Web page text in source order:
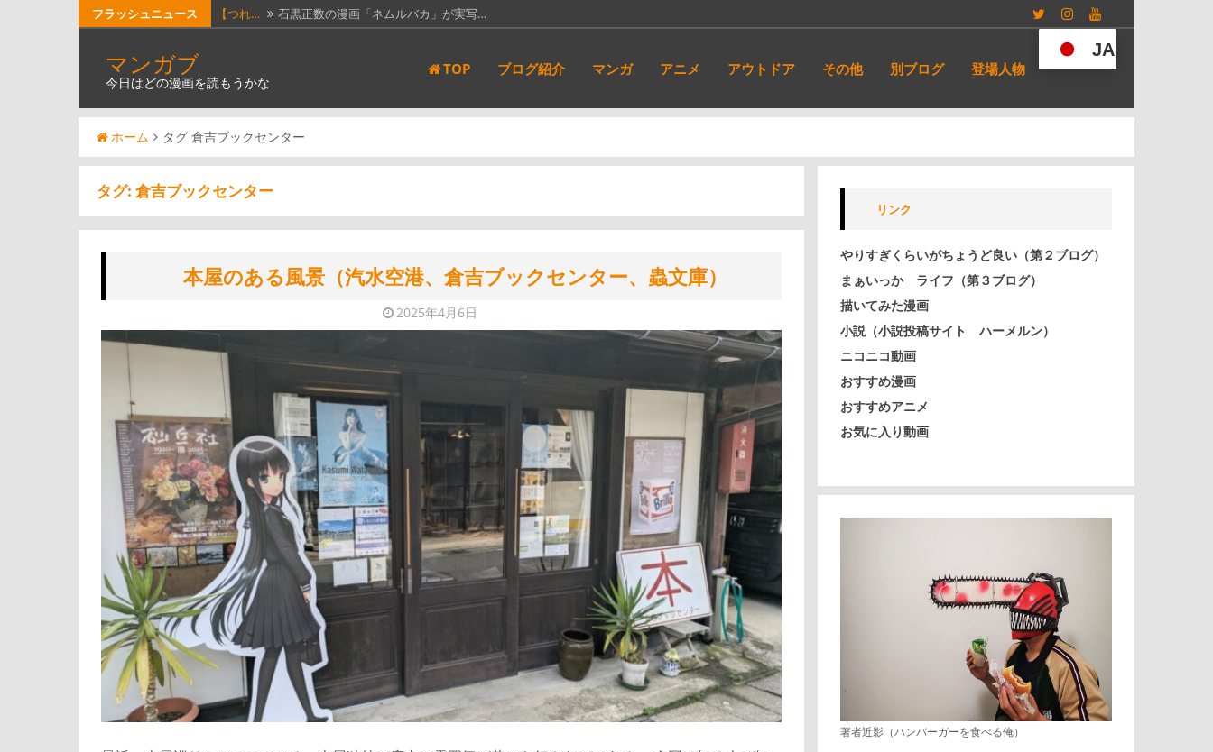
ツ
ス
ッ
フラッシュニュース 本屋の… 最近、本屋巡りにハマっている。本屋…
今日読…
今日読… 今日読んだ漫画は、「サンキューピッ…
【つれ… 石黒正数の漫画「ネムルバカ」が実写…
TwitterInstagramYouTube
マンガブ
今日はどの漫画を読もうかな
TOP ブログ紹介 マンガ アニメ アウトドア その他 別ブログ 登場人物
JA
ホーム タグ 倉吉ブックセンター
タグ: 倉吉ブックセンター
本屋のある風景（汽水空港、倉吉ブックセンター、蟲文庫）
2025年4月6日
リンク
やりすぎくらいがちょうど良い（第２ブログ）
まぁいっか ライフ（第３ブログ）
描いてみた漫画
小説（小説投稿サイト ハーメルン）
ニコニコ動画
おすすめ漫画
おすすめアニメ
お気に入り動画
著者近影（ハンバーガーを食べる俺）